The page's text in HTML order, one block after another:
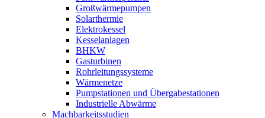
Großwärmepumpen
Solarthermie
Elektrokessel
Kesselanlagen
BHKW
Gasturbinen
Rohrleitungssysteme
Wärmenetze
Pumpstationen und Übergabestationen
Industrielle Abwärme
Machbarkeitsstudien